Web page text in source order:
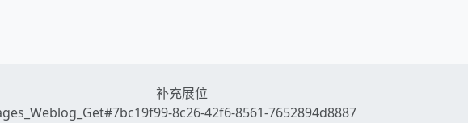
补充展位
8c26-42f6-8561-7652894d8887